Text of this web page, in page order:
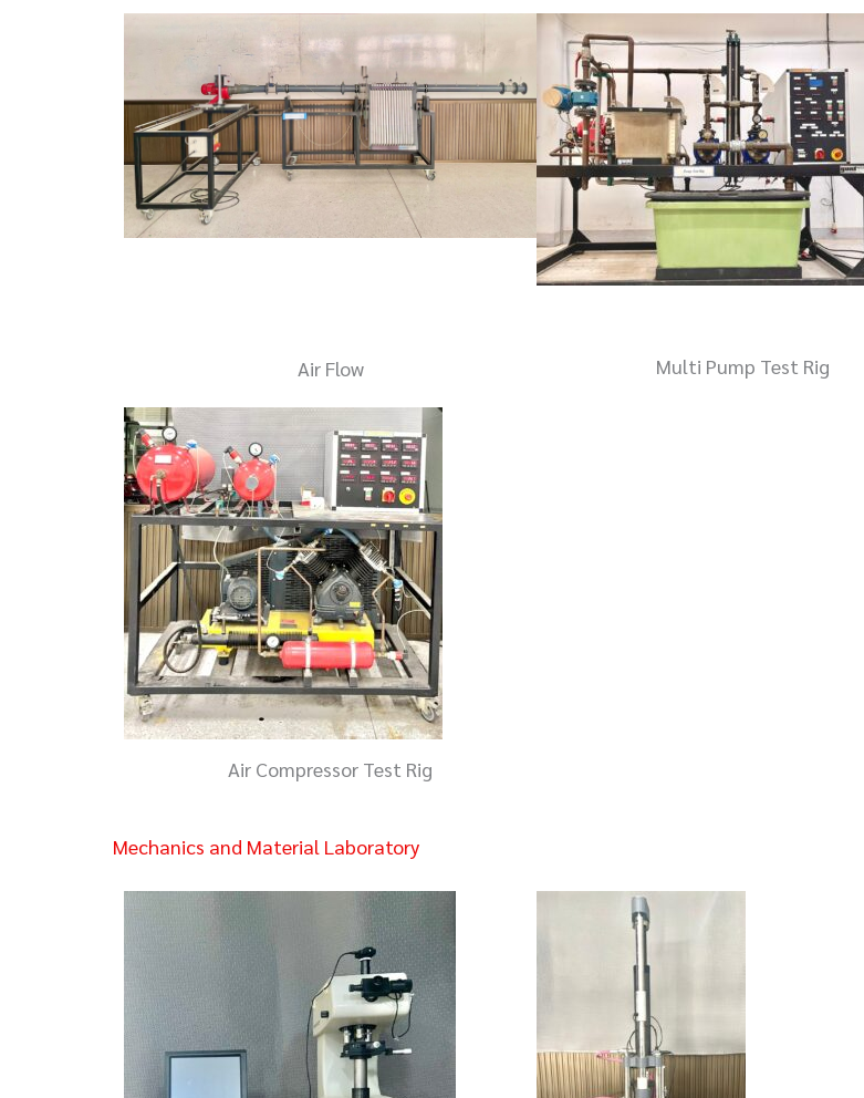
Air Flow Multi Pump Test Rig
Air Compressor Test Rig
Mechanics and Material Laboratory